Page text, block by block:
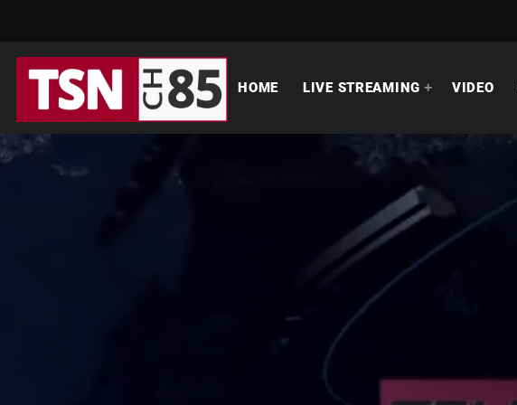
HOME LIVE STREAMING VIDEO